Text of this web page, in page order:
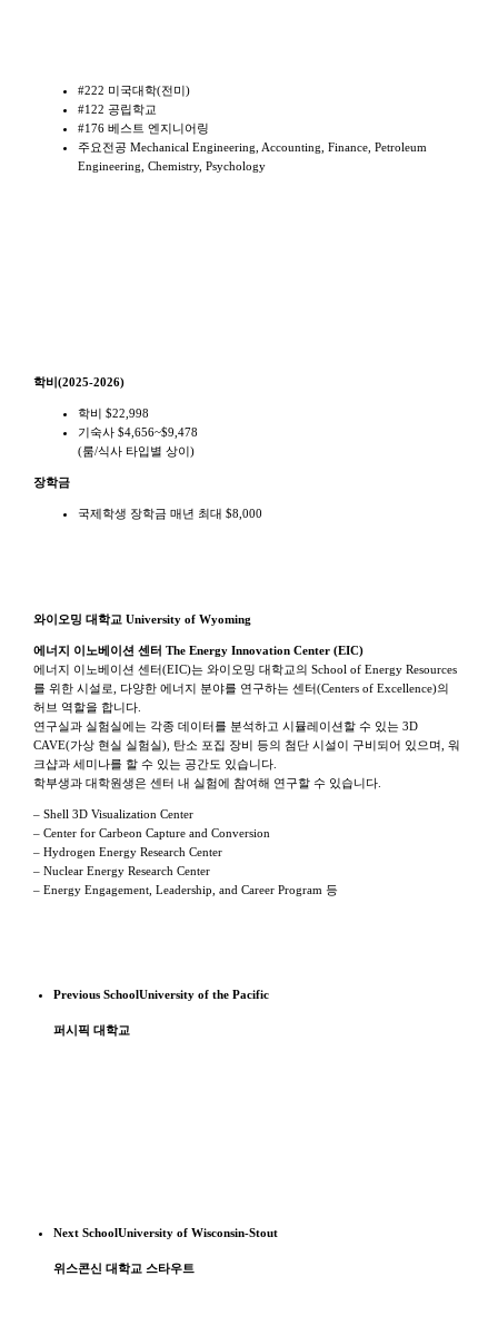
#222 미국대학(전미)
#122 공립학교
#176 베스트 엔지니어링
주요전공 Mechanical Engineering, Accounting, Finance, Petroleum
Engineering, Chemistry, Psychology
학비(2025-2026)
학비 $22,998
기숙사 $4,656~$9,478
(룸/식사 타입별 상이)
장학금
국제학생 장학금 매년 최대 $8,000
와이오밍 대학교 University of Wyoming
에너지 이노베이션 센터 The Energy Innovation Center (EIC)
에너지 이노베이션 센터(EIC)는 와이오밍 대학교의 School of Energy Resources
를 위한 시설로, 다양한 에너지 분야를 연구하는 센터(Centers of Excellence)의
허브 역할을 합니다.
연구실과 실험실에는 각종 데이터를 분석하고 시뮬레이션할 수 있는 3D
CAVE(가상 현실 실험실), 탄소 포집 장비 등의 첨단 시설이 구비되어 있으며, 워
크샵과 세미나를 할 수 있는 공간도 있습니다.
학부생과 대학원생은 센터 내 실험에 참여해 연구할 수 있습니다.
– Shell 3D Visualization Center
– Center for Carbeon Capture and Conversion
– Hydrogen Energy Research Center
– Nuclear Energy Research Center
– Energy Engagement, Leadership, and Career Program 등
Previous SchoolUniversity of the Pacific
퍼시픽 대학교
Next SchoolUniversity of Wisconsin-Stout
위스콘신 대학교 스타우트